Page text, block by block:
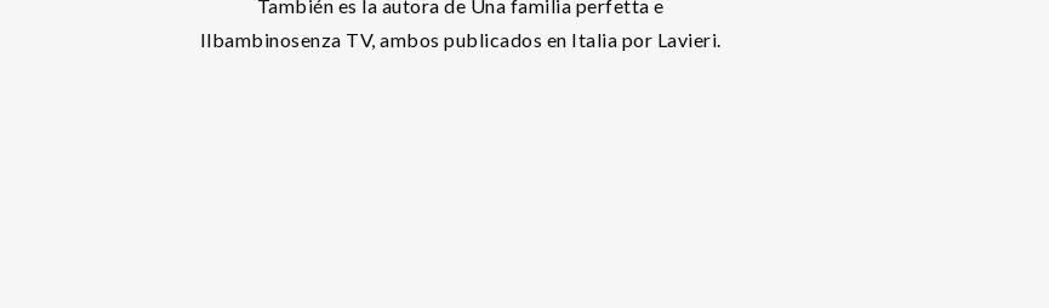
También es la autora de Una familia perfetta e
Ilbambinosenza TV, ambos publicados en Italia por Lavieri.